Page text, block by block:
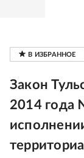
Закон
2014